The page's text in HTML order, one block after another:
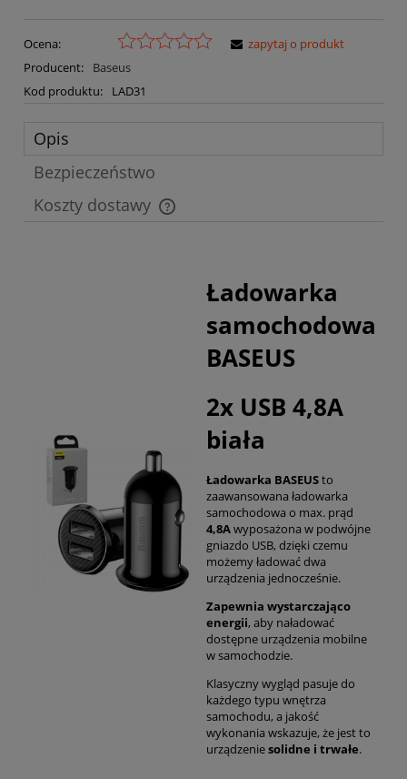
Ocena:
Producent:
Baseus
Kod produktu:
LAD31
zapytaj o produkt
Opis
Bezpieczeństwo
Koszty dostawy
Cena nie zawiera ewentualnych kosztów płatności
Ładowarka
samochodowa
BASEUS
2x USB 4,8A
biała
Ładowarka BASEUSto
zaawansowana ładowarka
samochodowa o max. prąd
4,8Awyposażona w podwójne
gniazdo USB, dzięki czemu
możemy ładować dwa
urządzenia jednocześnie.
Zapewnia wystarczająco
energii, aby naładować
dostępne urządzenia mobilne
w samochodzie.
Klasyczny wygląd pasuje do
każdego typu wnętrza
samochodu, a jakość
wykonania wskazuje, że jest to
urządzeniesolidne i trwałe.